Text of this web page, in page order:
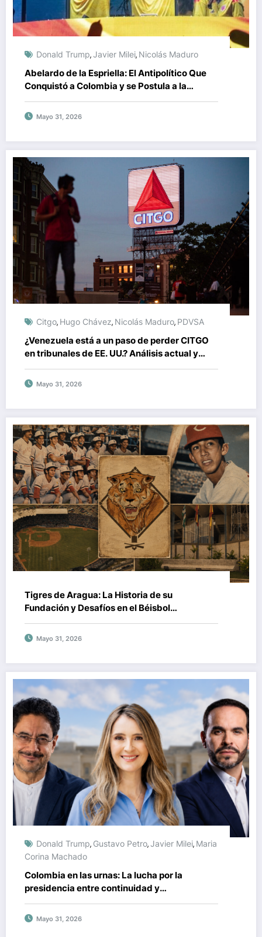
Donald Trump,Javier Milei, Nicolás Maduro
Abelardo de la Espriella: El Antipolítico Que
Conquistó a Colombia y se Postula a la
Presidencia
Mayo 31, 2026
Citgo, Hugo Chávez, Nicolás Maduro, PDVSA
¿Venezuela está a un paso de perder CITGO
en tribunales de EE. UU.? Análisis actual y
riesgos legales
Mayo 31, 2026
Tigres de Aragua: La Historia de su
Fundación y Desafíos en el Béisbol
Venezolano
Mayo 31, 2026
Donald Trump, Gustavo Petro,Javier Milei, Maria
Corina Machado
Colombia en las urnas: La lucha por la
presidencia entre continuidad y
centroderecha en 2026-2030
Mayo 31, 2026